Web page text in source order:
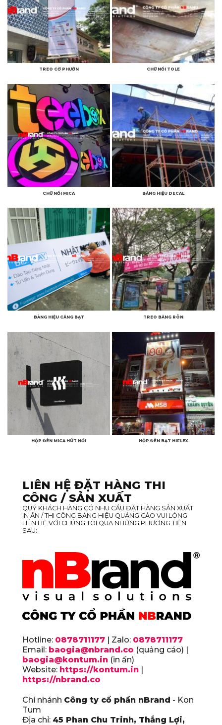
TREO CỜ PHƯỚN CHỮ NỔI TOLE
CHỮ NỔI MICA BẢNG HIỆU DECAL
BẢNG HIỆU CĂNG BẠT TREO BĂNG RÔN
HỘP ĐÈN MICA HÚT NỔI HỘP ĐÈN BẠT HIFLEX
LIÊN HỆ ĐẶT HÀNG THI
CÔNG / SẢN XUẤT
QUÝ KHÁCH HÀNG CÓ NHU CẦU ĐẶT HÀNG SẢN XUẤT
IN ẤN / THI CÔNG BẢNG HIỆU QUẢNG CÁO VUI LÒNG
LIÊN HỆ VỚI CHÚNG TÔI QUA NHỮNG PHƯƠNG TIỆN
SAU:
Hotline: 0878711177 | Zalo: 0878711177
Email: baogia@nbrand.co (quảng cáo) |
baogia@kontum.in (in ấn)
Website: https://kontum.in |
https://nbrand.co
Chi nhánh Công ty cổ phần nBrand - Kon
Tum
Địa chỉ: 45 Phan Chu Trinh, Thắng Lợi,